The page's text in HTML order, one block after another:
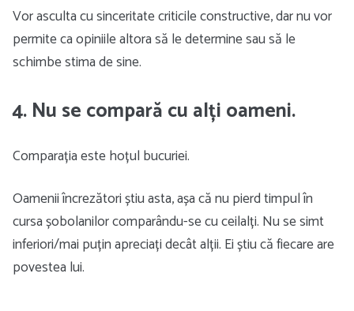
Vor asculta cu sinceritate criticile constructive, dar nu vor
permite ca opiniile altora să le determine sau să le
schimbe stima de sine.
4. Nu se compară cu alți oameni.
Comparația este hoțul bucuriei.
Oamenii încrezători știu asta, așa că nu pierd timpul în
cursa șobolanilor comparându-se cu ceilalți. Nu se simt
inferiori/mai puțin apreciați decât alții. Ei știu că fiecare are
povestea lui.